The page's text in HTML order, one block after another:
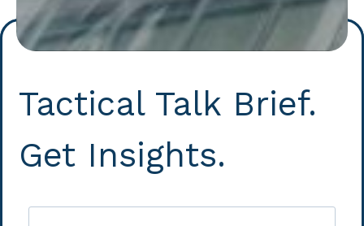
Tactical Talk Brief.
Get Insights.